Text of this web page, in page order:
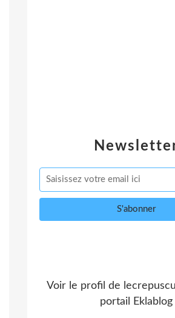
Voir le profil de
portail Eklablog